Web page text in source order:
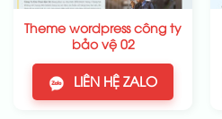
Theme wordpress công ty
bảo vệ 02
LIÊN HỆ ZALO